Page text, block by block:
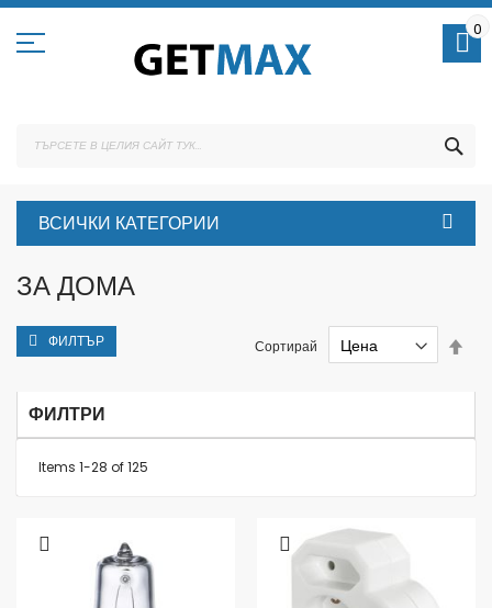
Skip
Content
0
ВСИЧКИ КАТЕГОРИИ
ЗА ДОМА
Items 1-28 of125
Сортирай
ФИЛТЪР
ФИЛТРИ